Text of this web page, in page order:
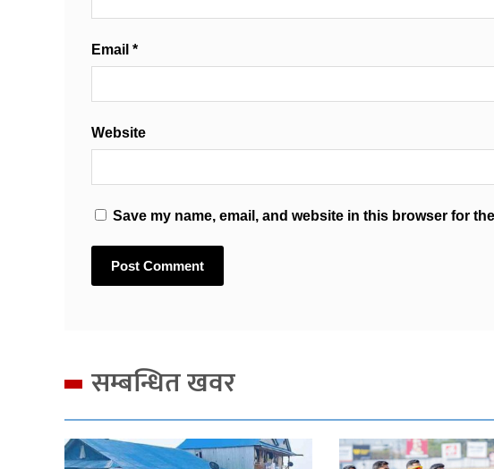
Email *
Website
Save my name, email, and website in this browser for
सम्बन्धित खवर